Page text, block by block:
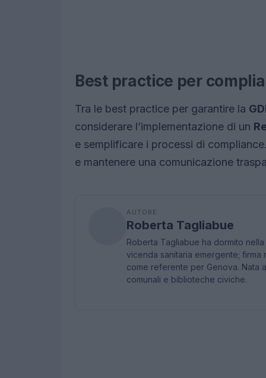
Best practice per
Tra le best practice per garantire la
considerare l’implementazione di un
e semplificare i processi di
e mantenere una comunicazione
AUTORE
Roberta Tagliabue
Roberta Tagliabue ha dormito
vicenda sanitaria emergente;
come referente per Genova. Nata
comunali e biblioteche civiche.